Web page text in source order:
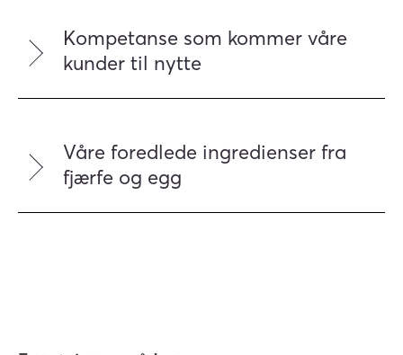
Kompetanse som kommer våre
kunder til nytte
Våre foredlede ingredienser fra
fjærfe og egg